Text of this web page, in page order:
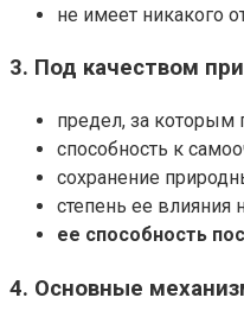
не имеет никакого
3. Под качеством
предел, за которым
способность к
сохранение
степень ее влияния
ее способность
4. Основные